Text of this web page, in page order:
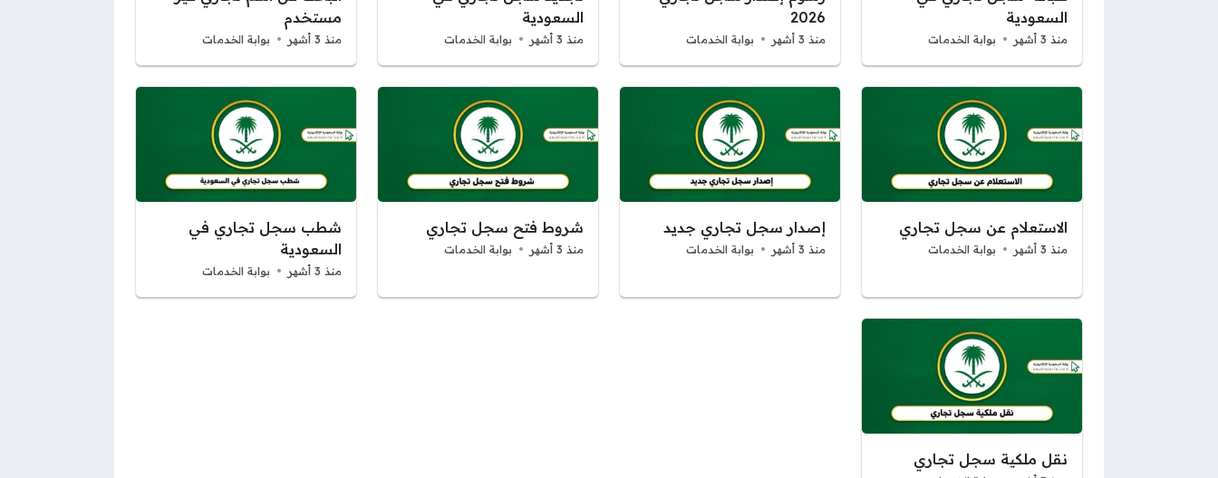
السعودية
منذ 3 أشهر بوابة الخدمات
2026
منذ 3 أشهر بوابة الخدمات
السعودية
منذ 3 أشهر بوابة الخدمات
مستخدم
منذ 3 أشهر بوابة الخدمات
الاستعلام عن سجل تجاري
منذ 3 أشهر بوابة الخدمات
إصدار سجل تجاري جديد
منذ 3 أشهر بوابة الخدمات
شروط فتح سجل تجاري
منذ 3 أشهر بوابة الخدمات
شطب سجل تجاري في
السعودية
منذ 3 أشهر بوابة الخدمات
نقل ملكية سجل تجاري